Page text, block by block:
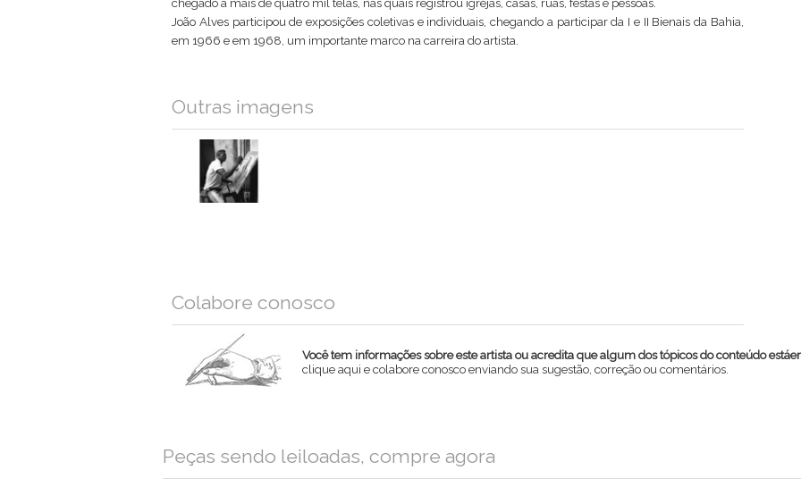
João Alves participou de exposições coletivas e individuais, chegando a participar da I e II Bienais da Bahia,
em 1966 e em 1968, um importante marco na carreira do artista.
Outras imagens
Colabore conosco
Você tem informações sobre este artista ou acredita que algum dos tópicos do conteúdo
clique aqui e colabore conosco enviando sua sugestão, correção ou comentários.
Email
Peças sendo leiloadas, compre agora